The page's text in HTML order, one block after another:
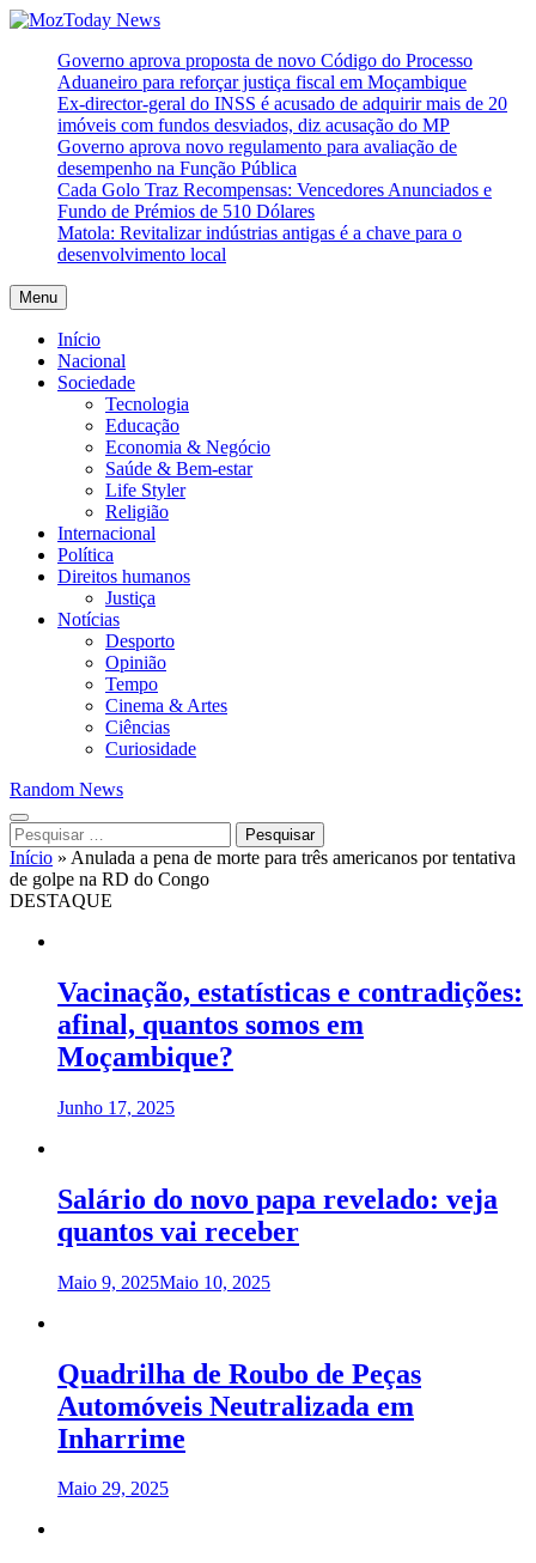
Skip
content
MozToday News
Onde a gente lê.
Governo aprova proposta de novo Código do Processo
Aduaneiro para reforçar justiça fiscal em Moçambique
Ex-director-geral do INSS é acusado de adquirir mais de 20
imóveis com fundos desviados, diz acusação do MP
Governo aprova novo regulamento para avaliação de
desempenho na Função Pública
Cada Golo Traz Recompensas: Vencedores Anunciados e
Fundo de Prémios de 510 Dólares
Matola: Revitalizar indústrias antigas é a chave para o
desenvolvimento local
Menu
Início
Nacional
Sociedade
Tecnologia
Educação
Economia & Negócio
Saúde & Bem-estar
Life Styler
Religião
Internacional
Política
Direitos humanos
Justiça
Notícias
Desporto
Opinião
Tempo
Cinema & Artes
Ciências
Curiosidade
Random News
Pesquisar
por:
Início » Anulada a pena de morte para três americanos por tentativa
de golpe na RD do Congo
DESTAQUE
Vacinação, estatísticas e contradições:
afinal, quantos somos em
Moçambique?
Junho 17, 2025
Salário do novo papa revelado: veja
quantos vai receber
Maio 9, 2025Maio 10, 2025
Quadrilha de Roubo de Peças
Automóveis Neutralizada em
Inharrime
Maio 29, 2025